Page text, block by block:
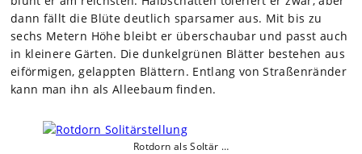
dann fällt die Blüte deut­lich spar­sa­mer aus. Mit bis zu
sechs Metern Höhe bleibt er über­schau­bar und passt auch
in klei­nere Gär­ten. Die dun­kel­grü­nen Blät­ter bestehen aus
eiför­mi­gen, gel­app­ten Blät­tern. Ent­lang von Stra­ßen­rän­der
kann man ihn als Allee­baum fin­den.
Rot­dorn als Sol­tär …